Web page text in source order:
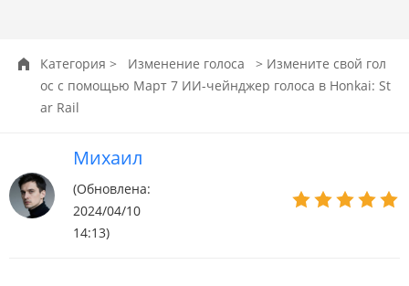
Категория > Изменение голоса
> Измените свой гол
ос с помощью Март 7 ИИ-чейнджер голоса в Honkai: St
ar Rail
Михаил
(Обновлена:
2024/04/10
14:13)